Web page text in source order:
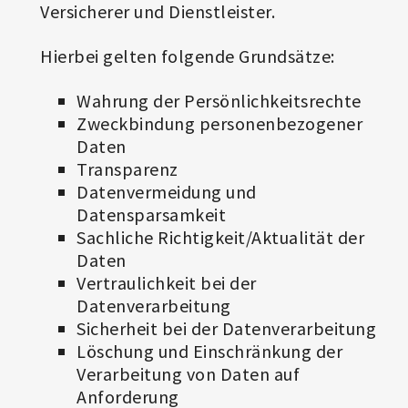
Versicherer und Dienstleister.
Hierbei gelten folgende Grundsätze:
Wahrung der Persönlichkeitsrechte
Zweckbindung personenbezogener
Daten
Transparenz
Datenvermeidung und
Datensparsamkeit
Sachliche Richtigkeit/Aktualität der
Daten
Vertraulichkeit bei der
Datenverarbeitung
Sicherheit bei der Datenverarbeitung
Löschung und Einschränkung der
Verarbeitung von Daten auf
Anforderung